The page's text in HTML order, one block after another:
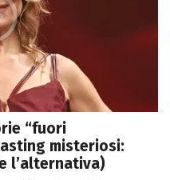
“fuori
misteriosi:
l’alternativa)